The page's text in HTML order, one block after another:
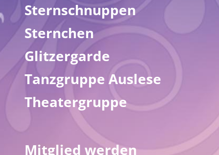
Sternschnuppen
Sternchen
Glitzergarde
Tanzgruppe Auslese
Theatergruppe
Mitglied werden